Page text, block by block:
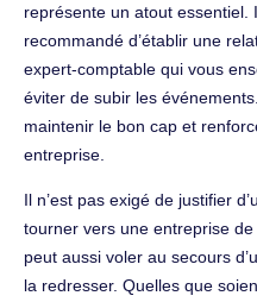
représente un atout
recommandé d’établir une
expert-comptable qui vous
éviter de subir les
maintenir le bon cap et
entreprise.
Il n’est pas exigé de justifier
tourner vers une entreprise
peut aussi voler au secours
la redresser. Quelles que